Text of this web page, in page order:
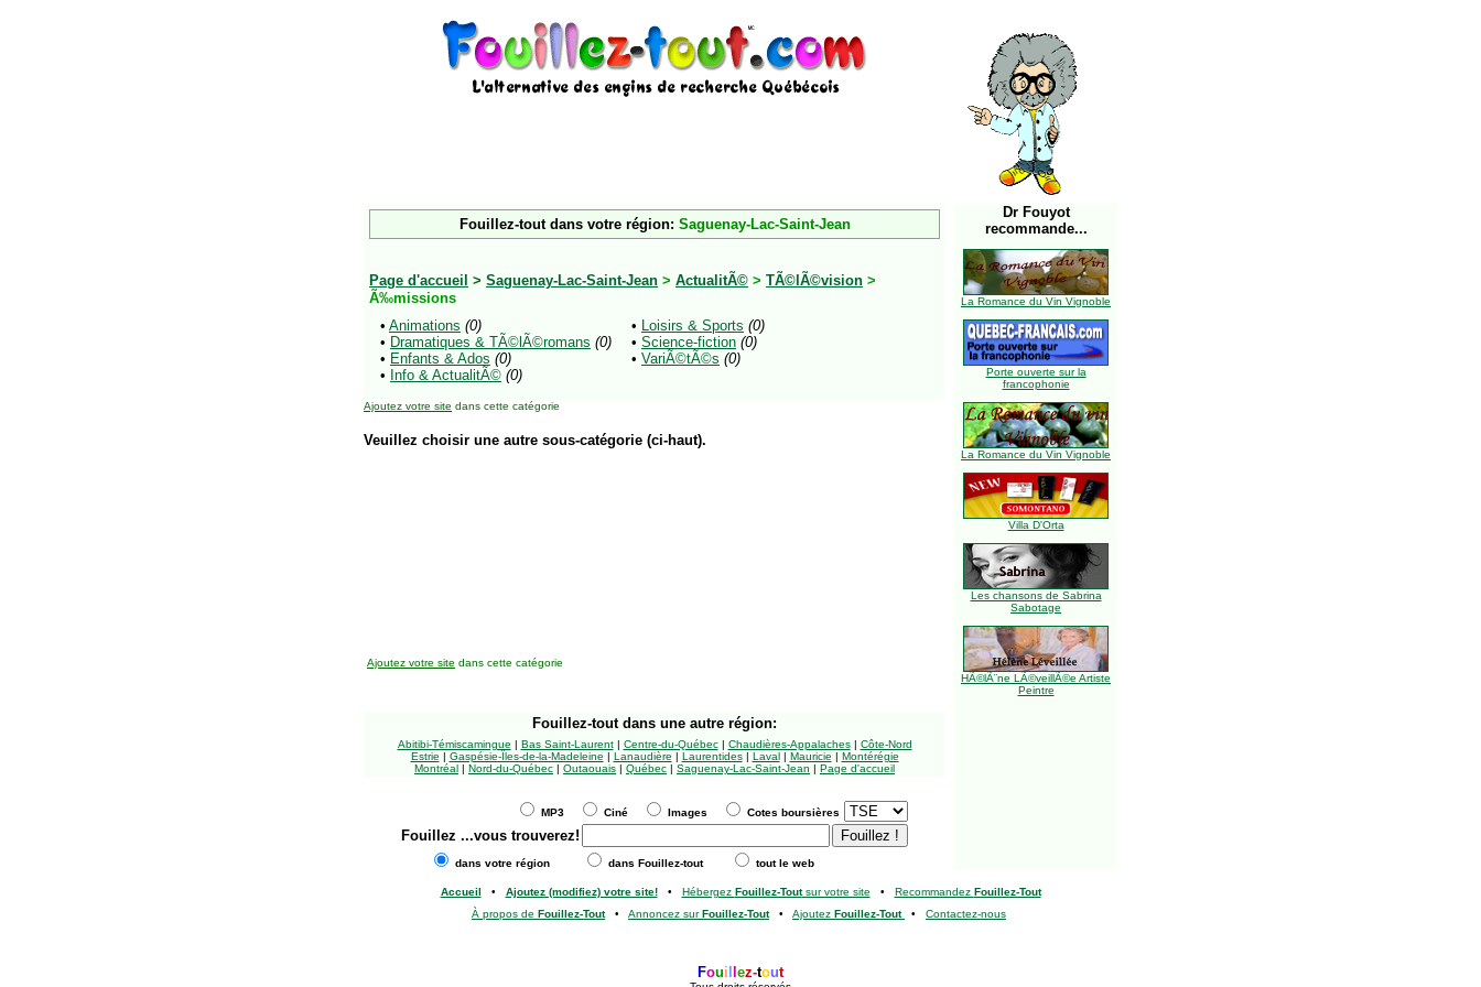
Fouillez-tout dans votre région: Saguenay-Lac-Saint-Jean
Page d'accueil > Saguenay-Lac-Saint-Jean > ActualitÃ© > TÃ©lÃ©vision >
Ã‰missions
• Animations (0)
• Dramatiques & TÃ©lÃ©romans (0)
• Enfants & Ados (0)
• Info & ActualitÃ© (0)
• Loisirs & Sports (0)
• Science-fiction (0)
• VariÃ©tÃ©s (0)
Ajoutez votre site dans cette catégorie
Veuillez choisir une autre sous-catégorie (ci-haut).
Dr Fouyot
recommande...
La Romance du Vin Vignoble
Porte ouverte sur la
francophonie
La Romance du Vin Vignoble
Villa D'Orta
Les chansons de Sabrina
Sabotage
HÃ©lÃ¨ne LÃ©veillÃ©e Artiste
Peintre
Ajoutez votre site dans cette catégorie
Fouillez-tout dans une autre région:
Abitibi-Témiscamingue | Bas Saint-Laurent| Centre-du-Québec| Chaudières-Appalaches| Côte-Nord
Estrie | Gaspésie-Îles-de-la-Madeleine | Lanaudière | Laurentides| Laval| Mauricie | Montérégie
Montréal | Nord-du-Québec | Outaouais | Québec | Saguenay-Lac-Saint-Jean | Page d'accueil
MP3 Ciné Images Cotes boursières
Fouillez ...vous trouverez!
dans votre région dans Fouillez-tout tout le web
Accueil • Ajoutez (modifiez) votre site!• Hébergez Fouillez-Toutsur votre site • Recommandez Fouillez-Tout
À propos de Fouillez-Tout• Annoncez surFouillez-Tout• Ajoutez Fouillez-Tout • Contactez-nous
Foui ez-tout